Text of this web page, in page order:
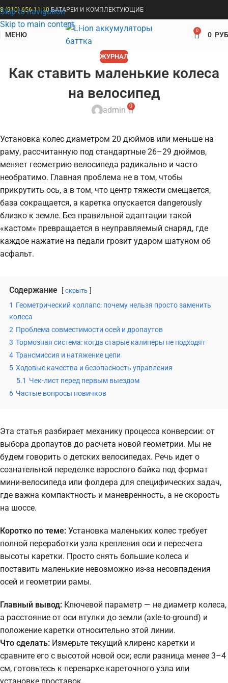
Skip to navigation
Skip to main content
8 (910) 656-11-10БАТАРЕИ И КОМПЛЕКТУЮЩИЕ
МЕНЮ 0 0
ЖУРНАЛ
Как ставить маленькие колеса
на велосипед
admin 0
Установка колес диаметром 20 дюймов или меньше на
раму, рассчитанную под стандартные 26–29 дюймов,
меняет геометрию велосипеда радикально и часто
необратимо. Главная проблема не в том, чтобы
прикрутить ось, а в том, что центр тяжести смещается,
база сокращается, а каретка опускается dangerously
близко к земле. Без правильной адаптации такой
«кастом» превращается в неуправляемый снаряд, где
каждое нажатие на педали грозит ударом шатуном об
асфальт.
Содержание скрыть
1 Геометрический коллапс: почему нельзя просто заменить
колеса
2 Проблема совместимости осей и дропаутов
3 Тормозная система: когда старые калиперы не подходят
4 Трансмиссия и натяжение цепи
5 Ходовые качества и безопасность управления
5.1 Чек-лист перед первым выездом
6 Частые вопросы новичков
Эта статья разбирает механику процесса конверсии: от
выбора дропаутов до расчета новой геометрии. Мы не
будем говорить о детских велосипедах. Речь идет о
сознательной переделке взрослого байка под формат
мини-велосипеда или фолдера для специфических задач,
где важна компактность и маневренность, а не скорость
на шоссе.
Коротко по теме: Установка маленьких колес требует
полной переработки узла крепления оси и пересчета
высоты каретки. Просто снять большие колеса и
поставить маленькие невозможно из-за несовпадения
осей и геометрии рамы.
Главный вывод: Ключевой параметр — не диаметр колеса,
а расстояние от оси втулки до земли (axle-to-ground) и
положение каретки относительно этой линии.
Что сделать: Измерьте текущий клиренс каретки и
сравните его с высотой новой оси; если разница менее 3–4
см, готовьтесь к переварке кареточного узла или
установке проставок.